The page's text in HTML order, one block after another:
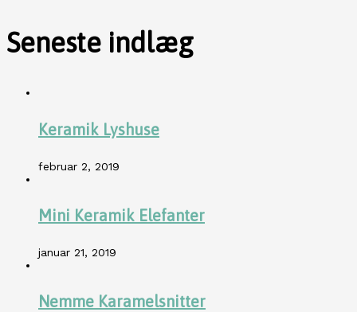
Seneste indlæg
Keramik Lyshuse
februar 2, 2019
Mini Keramik Elefanter
januar 21, 2019
Nemme Karamelsnitter